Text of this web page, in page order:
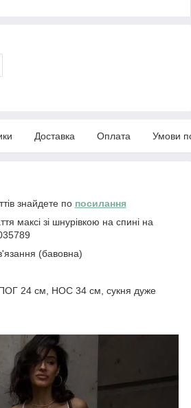
Доставка Оплата Умови
знайдете по посилання
максі зі шнурівкою на спині на
(бавовна)
24 см, НОС 34 см, сукня дуже